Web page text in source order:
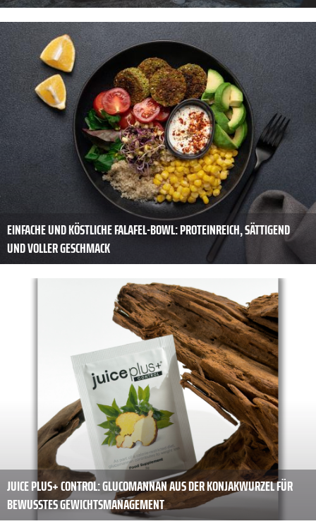
EINFACHE UND KÖSTLICHE FALAFEL-BOWL: PROTEINREICH, SÄTTIGEND
UND VOLLER GESCHMACK
JUICE PLUS+ CONTROL: GLUCOMANNAN AUS DER KONJAKWURZEL FÜR
BEWUSSTES GEWICHTSMANAGEMENT